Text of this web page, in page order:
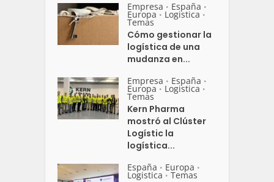
Empresa • España •
Europa • Logistica •
Temas
Cómo gestionar la
logística de una
mudanza en...
Empresa • España •
Europa • Logistica •
Temas
Kern Pharma
mostró al Clúster
Logístic la
logística...
España • Europa •
Logistica • Temas